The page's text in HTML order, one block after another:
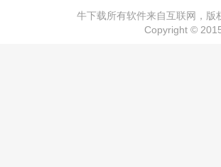
牛下载所有软件来自互联网，
Copyright ©